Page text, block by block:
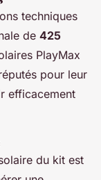
techniques
de 425
PlayMax
pour leur
efficacement
du kit est